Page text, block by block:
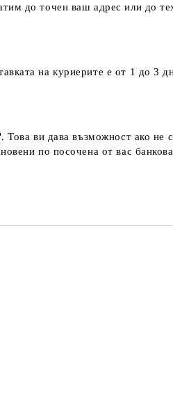
до точен ваш адрес или до
на куриерите е от 1 до 3
ви дава възможност ако
по посочена от вас